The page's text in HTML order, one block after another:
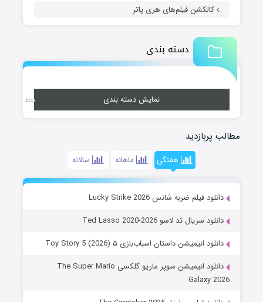
کالکشن فیلم‌های هری پاتر
دسته بندی
نمایش دسته بندی
مطالب پربازدید
هفتگی ماهانه سالانه
دانلود فیلم ضربه شانس Lucky Strike 2026
دانلود سریال تد لاسو Ted Lasso 2020-2026
دانلود انیمیشن داستان اسباب‌بازی ۵ Toy Story 5 (2026)
دانلود انیمیشن سوپر ماریو گلکسی The Super Mario
Galaxy 2026